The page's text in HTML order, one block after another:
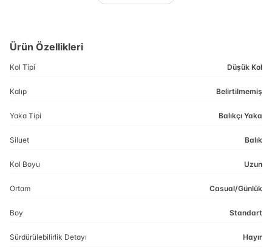
Ürün Özellikleri
Kol Tipi Düşük Kol
Kalıp Belirtilmemiş
Yaka Tipi Balıkçı Yaka
Siluet Balık
Kol Boyu Uzun
Ortam Casual/Günlük
Boy Standart
Sürdürülebilirlik Detayı Hayır